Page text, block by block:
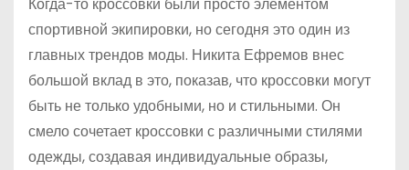
спортивной экипировки, но сегодня это один из
главных трендов моды. Никита Ефремов внес
большой вклад в это, показав, что кроссовки могут
быть не только удобными, но и стильными. Он
смело сочетает кроссовки с различными стилями
одежды, создавая индивидуальные образы,